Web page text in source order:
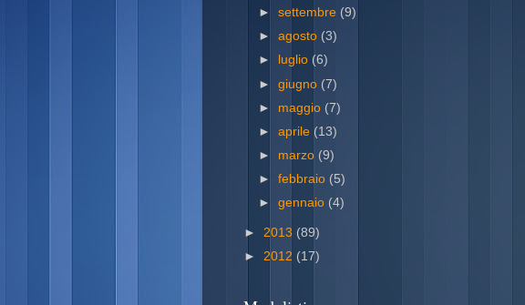
►settembre (9)
►agosto (3)
►
luglio (6)
►giugno (7)
► maggio (7)
►aprile (13)
► marzo (9)
►febbraio (5)
►gennaio (4)
► 2013 (89)
► 2012 (17)